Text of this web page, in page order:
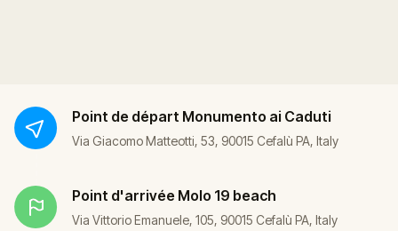
Point de départ Monumento ai Caduti
Via Giacomo Matteotti, 53, 90015 Cefalù PA, Italy
Point d'arrivée Molo 19 beach
Via Vittorio Emanuele, 105, 90015 Cefalù PA, Italy